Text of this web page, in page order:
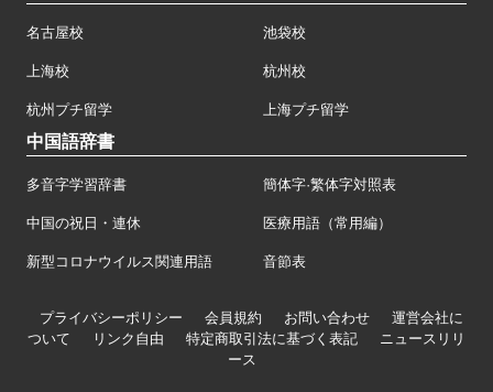
名古屋校 池袋校
上海校 杭州校
杭州プチ留学 上海プチ留学
中国語辞書
多音字学習辞書 簡体字·繁体字対照表
中国の祝日・連休 医療用語（常用編）
新型コロナウイルス関連用語 音節表
プライバシーポリシー 会員規約 お問い合わせ
運営会社に
ついて
リンク自由 特定商取引法に基づく表記
ニュースリリ
ース